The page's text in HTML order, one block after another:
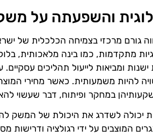
והשפעתה על
גורם מרכזי בצמיחה הכלכלית של
מתקדמות, כמו בינה מלאכותית,
ישנות ומביאות לייעול תהליכים
להיות משמעותית. כאשר מחירי
במחקר ופיתוח, דבר שעשוי
יכולה לשדרג את היכולת של המשק
המוצבים על ידי רגולציה